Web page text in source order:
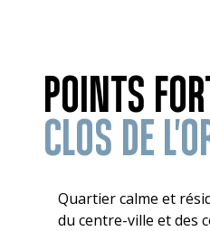
POINTS
CLOS DE
Quartier calme et
du centre-ville et des